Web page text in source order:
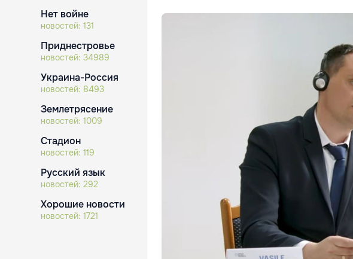
Нет войне
новостей: 131
Приднестровье
новостей: 34989
Украина-Россия
новостей: 8493
Землетрясение
новостей: 1009
Стадион
новостей: 119
Русский язык
новостей: 292
Хорошие новости
новостей: 1721